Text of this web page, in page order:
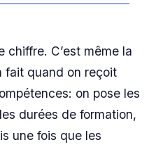
chiffre. C’est même la
fait quand on reçoit
on pose les
durées de formation,
une fois que les